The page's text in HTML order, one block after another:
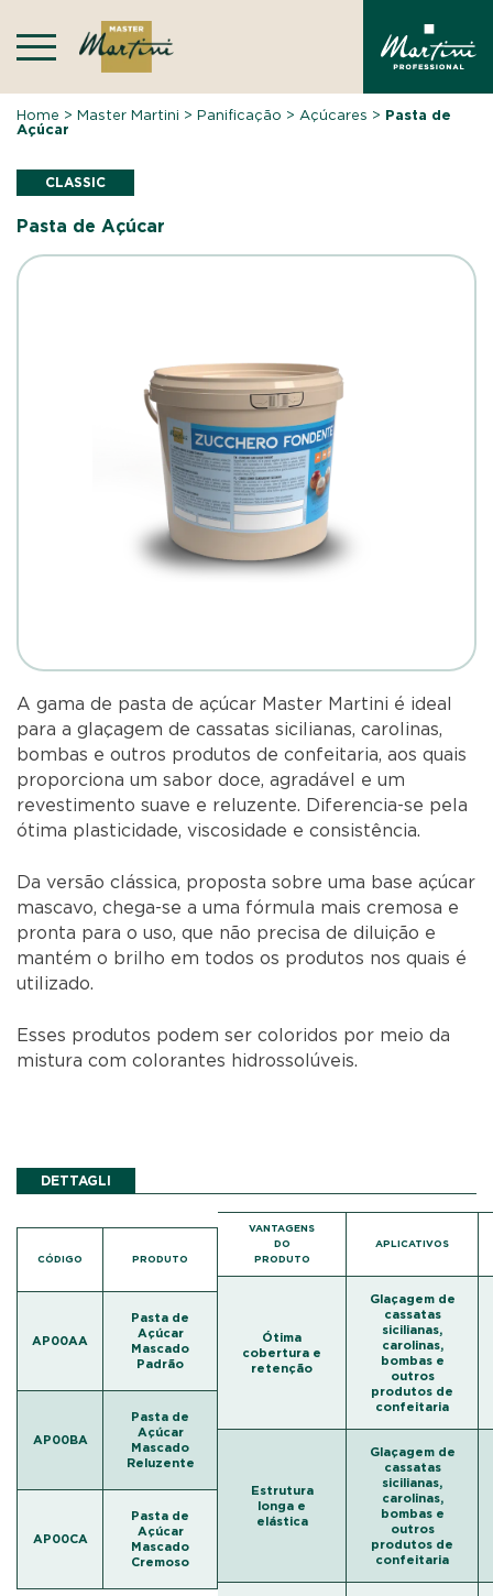
content
Home >Master Martini >Panificação >Açúcares > Pasta de
Açúcar
CLASSIC
Pasta de Açúcar
A gama de pasta de açúcar Master Martini é ideal
para a glaçagem de cassatas sicilianas, carolinas,
bombas e outros produtos de confeitaria, aos quais
proporciona um sabor doce, agradável e um
revestimento suave e reluzente. Diferencia-se pela
ótima plasticidade, viscosidade e consistência.
Da versão clássica, proposta sobre uma base açúcar
mascavo, chega-se a uma fórmula mais cremosa e
pronta para o uso, que não precisa de diluição e
mantém o brilho em todos os produtos nos quais é
utilizado.
Esses produtos podem ser coloridos por meio da
mistura com colorantes hidrossolúveis.
DETTAGLI
CÓDIGO PRODUTO
AP00AA
Pasta de
Açúcar
Mascado
Padrão
AP00BA
Pasta de
Açúcar
Mascado
Reluzente
AP00CA
Pasta de
Açúcar
Mascado
Cremoso
VANTAGENS
DO
PRODUTO
APLICATIVOS
Ótima
cobertura e
retenção
Glaçagem de
cassatas
sicilianas,
carolinas,
bombas e
outros
produtos de
confeitaria
Estrutura
longa e
elástica
Glaçagem de
cassatas
sicilianas,
carolinas,
bombas e
outros
produtos de
confeitaria